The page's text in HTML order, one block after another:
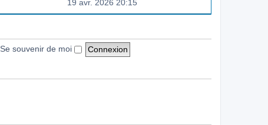
a
g
r
n
r
m
e
s
l
e
d
l
t
e
l
19 avr. 2026 20:15
Se souvenir de moi